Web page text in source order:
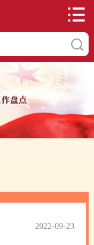
2022-09-23